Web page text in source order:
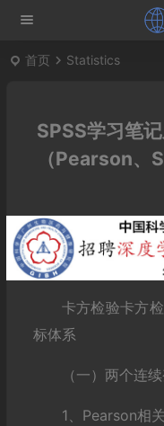
首页 Statistics
SPSS学习笔
（Pearson、
卡方检验卡方
标体系
（一）两个连
1、Pearson相